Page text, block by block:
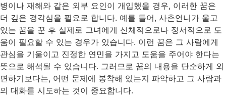
병이나 재해와 같은 외부 요인이 개입했을 경우, 이러한 꿈은
더 깊은 경각심을 필요로 합니다. 예를 들어, 사촌언니가 울고
있는 꿈을 꾼 후 실제로 그녀에게 신체적으로나 정서적으로 도
움이 필요할 수 있는 경우가 있습니다. 이런 꿈은 그 사람에게
관심을 기울이고 진정한 연민을 가지고 도움을 주어야 한다는
뜻으로 해석될 수 있습니다. 그러므로 꿈의 내용을 단순하게 외
면하기보다는, 어떤 문제에 봉착해 있는지 파악하고 그 사람과
의 대화를 시도하는 것이 중요합니다.